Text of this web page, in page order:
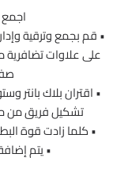
اجمع
• قم بجمع وترقية
على علاوات تضافرية
• اقتران بلاك بانتر
تشكيل فريق من
• كلما زادت قوة
• يتم